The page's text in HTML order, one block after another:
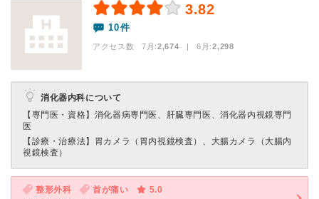
3.82
10件
アクセス数 7月:2,674 | 6月:2,298
消化器内科について
【専門医・資格】 消化器病専門医、肝臓専門医、消化器内視鏡専門
医
【診療・治療法】 胃カメラ（胃内視鏡検査）、大腸カメラ（大腸内
視鏡検査）
整形外科 首が痛い
5.0